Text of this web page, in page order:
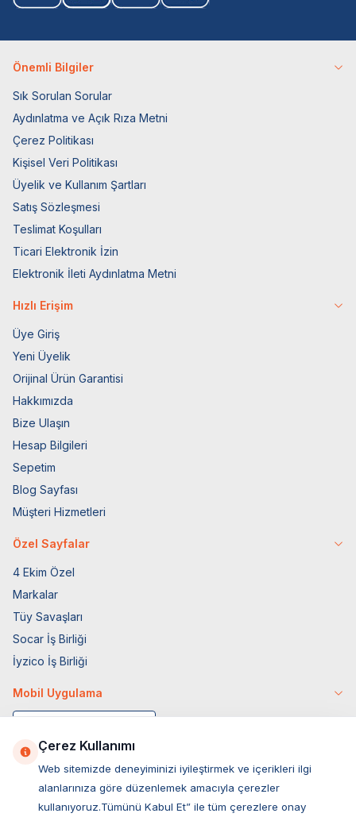
Önemli Bilgiler
Sık Sorulan Sorular
Aydınlatma ve Açık Rıza Metni
Çerez Politikası
Kişisel Veri Politikası
Üyelik ve Kullanım Şartları
Satış Sözleşmesi
Teslimat Koşulları
Ticari Elektronik İzin
Elektronik İleti Aydınlatma Metni
Hızlı Erişim
Üye Giriş
Yeni Üyelik
Orijinal Ürün Garantisi
Hakkımızda
Bize Ulaşın
Hesap Bilgileri
Sepetim
Blog Sayfası
Müşteri Hizmetleri
Özel Sayfalar
4 Ekim Özel
Markalar
Tüy Savaşları
Socar İş Birliği
İyzico İş Birliği
Mobil Uygulama
Çerez Kullanımı
Web sitemizde deneyiminizi iyileştirmek ve içerikleri ilgi
alanlarınıza göre düzenlemek amacıyla çerezler
kullanıyoruz.Tümünü Kabul Et” ile tüm çerezlere onay